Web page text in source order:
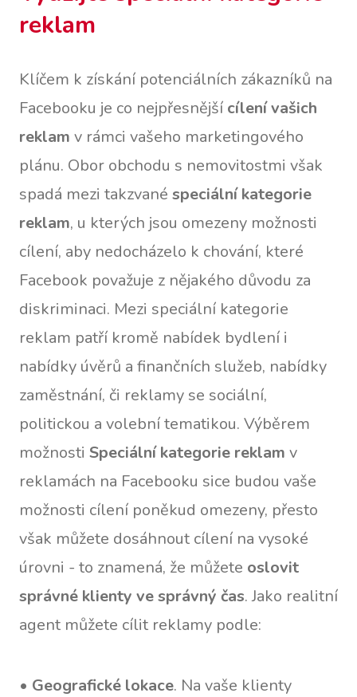
reklam
Klíčem k získání potenciálních zákazníků na
Facebooku je co nejpřesnější cílení vašich
reklam v rámci vašeho marketingového
plánu. Obor obchodu s nemovitostmi však
spadá mezi takzvané speciální kategorie
reklam, u kterých jsou omezeny možnosti
cílení, aby nedocházelo k chování, které
Facebook považuje z nějakého důvodu za
diskriminaci. Mezi speciální kategorie
reklam patří kromě nabídek bydlení i
nabídky úvěrů a finančních služeb, nabídky
zaměstnání, či reklamy se sociální,
politickou a volební tematikou. Výběrem
možnosti Speciální kategorie reklam v
reklamách na Facebooku sice budou vaše
možnosti cílení poněkud omezeny, přesto
však můžete dosáhnout cílení na vysoké
úrovni - to znamená, že můžete oslovit
správné klienty ve správný čas. Jako realitní
agent můžete cílit reklamy podle:
• Geografické lokace. Na vaše klienty